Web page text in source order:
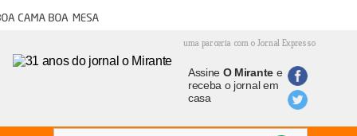
cama boa mesa
uma parceria com o Jornal Expresso
Assine O Mirantee
receba o jornal em
casa